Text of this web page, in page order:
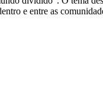
e entre as